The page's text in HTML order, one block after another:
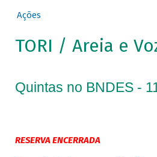
Ações
TORI / Areia e
Quintas no BNDES -
RESERVA ENCERRADA